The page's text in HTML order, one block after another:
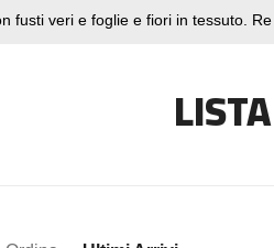
fusti veri e foglie e fiori in tessuto. Re